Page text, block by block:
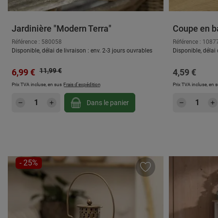
Jardinière "Modern Terra"
Référence : 580058
Disponible, délai de livraison : env. 2-3 jours ouvrables
Prix de vente :
6,99 € Prix régulier :
11,99 €
Prix TVA incluse, en sus Frais d'expédition
Quantité de produit : Entrez la
Dans le panier
Coupe en
Référence :
Disponible,
Prix régulier :
4,59 €
Prix TVA incluse, en
RÉDUCTION
- 25%